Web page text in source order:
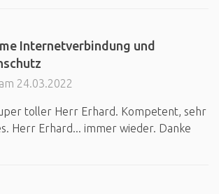
Internetverbindung und
24.03.2022
toller Herr Erhard. Kompetent, sehr
Herr Erhard... immer wieder. Danke